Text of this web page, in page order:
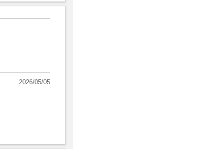
2026/05/05